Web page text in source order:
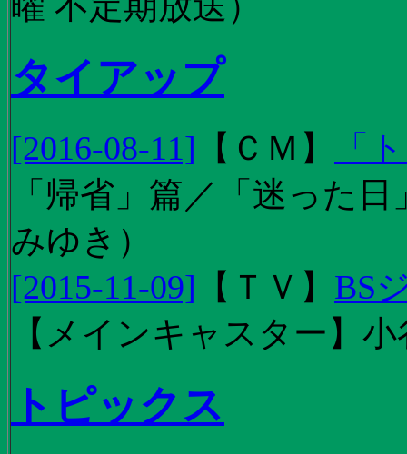
タイアップ
[2016-08-11] 【 ＣＭ 】
「
「帰省」篇／「迷った
みゆき）
[2015-11-09] 【 ＴＶ 】 BS
【メインキャスター】
トピックス